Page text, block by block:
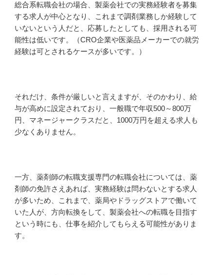
総合系転職会社の場合、製薬会社での実務経験者を募集
する求人が中心となり、これまで調剤業務しか経験して
いないという人だと、応募したとしても、採用される可
能性は低いです。（CRO企業や医薬品メーカーでの就労
経験は可とされるケースが多いです。）
それだけ、条件が厳しいと言えますが、そのかわり、給
与が高めに設定されており、一般職で年収500～800万
円、マネージャークラスだと、1000万円を超える求人も
少なくありません。
一方、薬剤師の転職支援専門の転職会社については、薬
剤師の免許さえあれば、実務経験は問わないとする求人
が多いため、これまで、薬局やドラッグストアで働いて
いた人が、方向転換をして、製薬会社への転職を目指す
という時にも、仕事を紹介してもらえる可能性がありま
す。